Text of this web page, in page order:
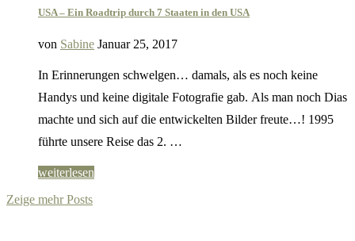
USA – Ein Roadtrip durch 7 Staaten in den USA
von Sabine Januar 25, 2017
In Erinnerungen schwelgen… damals, als es noch keine
Handys und keine digitale Fotografie gab. Als man noch Dias
machte und sich auf die entwickelten Bilder freute…! 1995
führte unsere Reise das 2. …
weiterlesen
Zeige mehr Posts